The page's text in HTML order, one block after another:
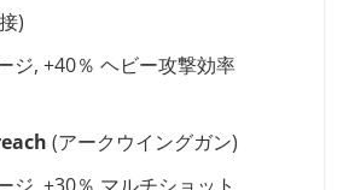
)
ジ, +40％ ヘビー攻撃効率
(アークウイングガン)